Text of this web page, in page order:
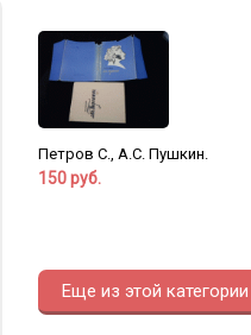
Петров С., А.С. Пушкин.
150 руб.
Еще из этой категории